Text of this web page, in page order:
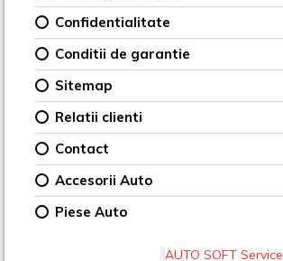
Confidentialitate
Conditii de garantie
Sitemap
Relatii clienti
Contact
Accesorii Auto
Piese Auto
AUTO SOFT Service